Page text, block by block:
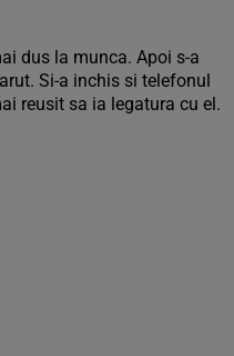
dus la munca. Apoi s-a
Si-a inchis si telefonul
reusit sa ia legatura cu el.